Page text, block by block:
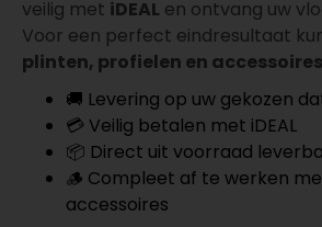
veilig met iDEAL en ontvang uw
Voor een perfect eindresultaat
plinten, profielen en accessoires
🚚 Levering op uw gekozen
💳 Veilig betalen met iDEAL
📦 Direct uit voorraad
🪵 Compleet af te werken
accessoires